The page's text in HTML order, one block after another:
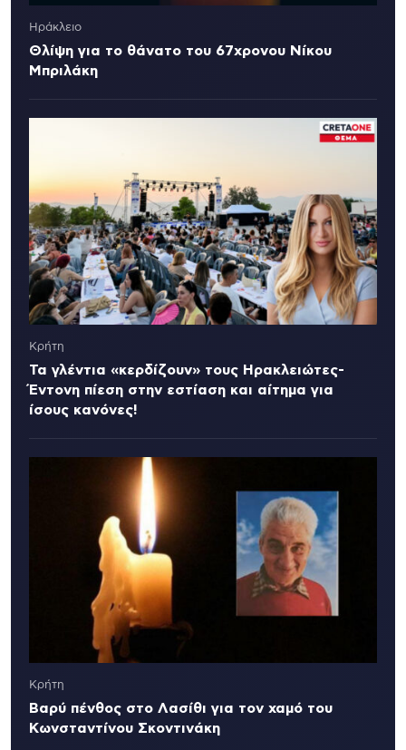
Ηράκλειο
Θλίψη για το θάνατο του 67χρονου Νίκου
Μπριλάκη
Κρήτη
Τα γλέντια «κερδίζουν» τους Ηρακλειώτες-
Έντονη πίεση στην εστίαση και αίτημα για
ίσους κανόνες!
Κρήτη
Βαρύ πένθος στο Λασίθι για τον χαμό του
Κωνσταντίνου Σκοντινάκη